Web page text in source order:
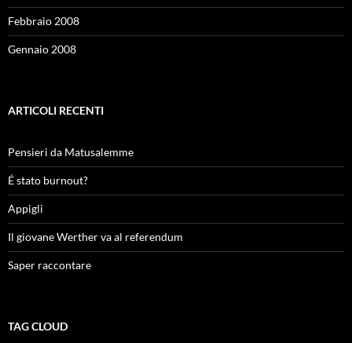
Febbraio 2008
Gennaio 2008
ARTICOLI RECENTI
Pensieri da Matusalemme
É stato burnout?
Appigli
Il giovane Werther va al referendum
Saper raccontare
TAG CLOUD